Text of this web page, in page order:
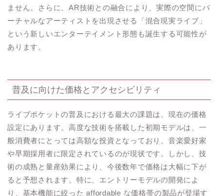
ません。さらに、AR技術との融合により、実際の空間にバ
ーチャルなアーティストを出現させる「混合現実ライブ」
という新しいエンターテイメント形態も誕生する可能性が
あります。
普及に向けた価格とアクセシビリティ
ライブポケットの普及における最大の課題は、現在の価格
設定にあります。高度な技術を搭載した初期モデルは、一
般消費者にとっては高額な投資となっており、音楽愛好家
や早期採用者に限定されているのが現状です。しかし、技
術の成熟と量産効果により、今後数年で価格は大幅に下が
ると予想されます。特に、エントリーモデルの開発によ
り、基本機能に絞った affordable な価格帯の製品が登場す